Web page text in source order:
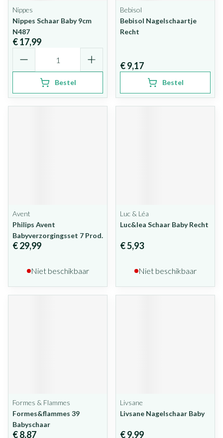
Nippes
Nippes Schaar Baby 9cm
N487
€ 17,99
Bestel
Bebisol
Bebisol Nagelschaartje
Recht
€ 9,17
Bestel
Avent
Philips Avent
Babyverzorgingsset 7 Prod.
€ 29,99
Niet beschikbaar
Luc & Léa
Luc&lea Schaar Baby Recht
€ 5,93
Niet beschikbaar
Formes & Flammes
Formes&flammes 39
Babyschaar
€ 8,87
Livsane
Livsane Nagelschaar Baby
€ 9,99